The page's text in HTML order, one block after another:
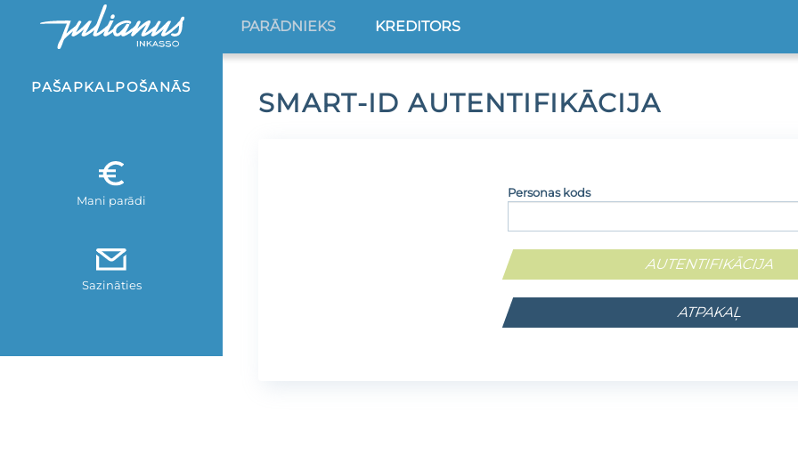
PARĀDNIEKS KREDITORS
PAŠAPKALPOŠANĀS
Mani parādi
Sazināties
SMART-ID AUTENTIFIKĀCIJA
Personas kods
ATPAKAĻ